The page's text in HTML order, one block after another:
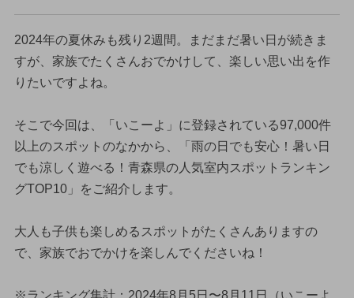
2024年の夏休みも残り2週間。まだまだ暑い日が続きま
すが、家族でたくさんおでかけして、楽しい思い出を作
りたいですよね。
そこで今回は、「いこーよ」に登録されている97,000件
以上のスポットのなかから、「雨の日でも安心！暑い日
でも涼しく遊べる！青森県の人気室内スポットランキン
グTOP10」をご紹介します。
大人も子供も楽しめるスポットがたくさんありますの
で、家族でおでかけを楽しんでくださいね！
※ランキング集計：2024年8月5日〜8月11日（いこーよ